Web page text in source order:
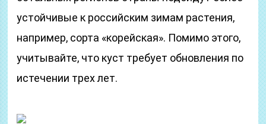
устойчивые к российским зимам растения,
например, сорта «корейская». Помимо этого,
учитывайте, что куст требует обновления по
истечении трех лет.